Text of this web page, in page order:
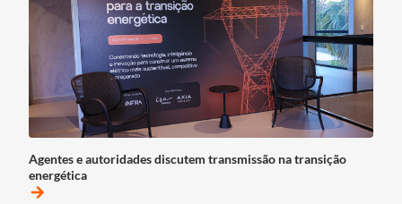
Agentes e autoridades discutem transmissão na transição
energética
arrow_forward